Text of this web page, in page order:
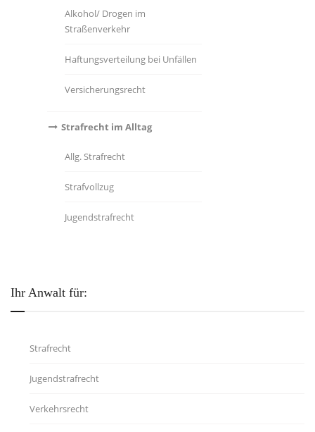
Alkohol/ Drogen im
Straßenverkehr
Haftungsverteilung bei Unfällen
Versicherungsrecht
Strafrecht im Alltag
Allg. Strafrecht
Strafvollzug
Jugendstrafrecht
Ihr Anwalt für:
Strafrecht
Jugendstrafrecht
Verkehrsrecht